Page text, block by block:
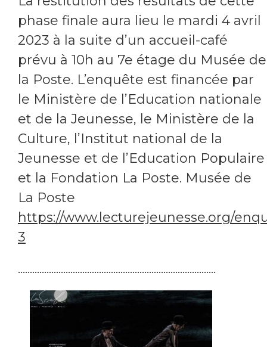
phase finale aura lieu le mardi 4 avril
2023 à la suite d’un accueil-café
prévu à 10h au 7e étage du Musée de
la Poste. L’enquête est financée par
le Ministère de l’Education nationale
et de la Jeunesse, le Ministère de la
Culture, l’Institut national de la
Jeunesse et de l’Education Populaire
et la Fondation La Poste. Musée de
La Poste
https://www.lecturejeunesse.org/
3
...................................................................................